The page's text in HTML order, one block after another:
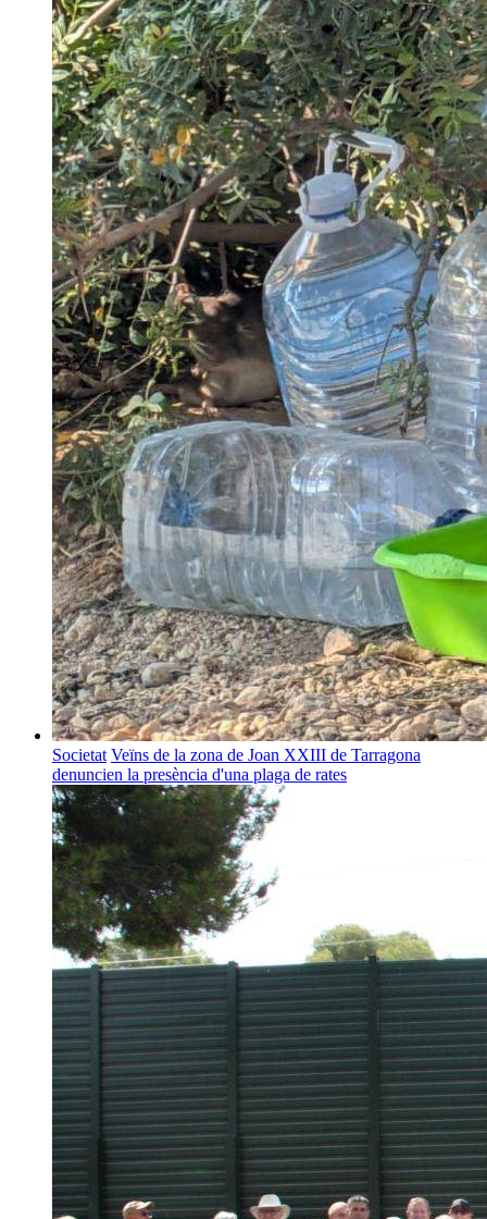
Societat Veïns de la zona de Joan XXIII de Tarragona
denuncien la presència d'una plaga de rates